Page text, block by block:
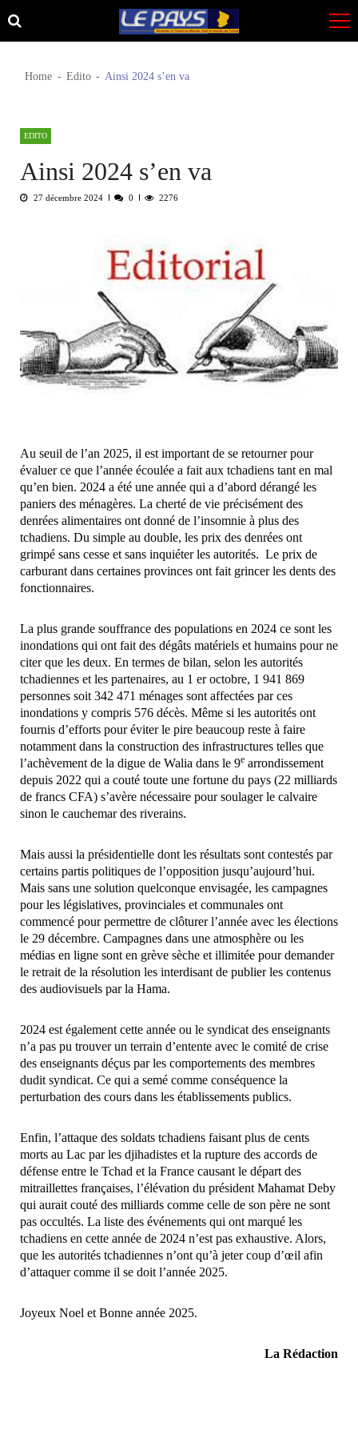
Skip
to
Skip
to
Home Edito Ainsi 2024 s’en va
EDITO
Ainsi 2024 s’en va
27 décembre 2024 0 2276
Au seuil de l’an 2025, il est important de se retourner pour
évaluer ce que l’année écoulée a fait aux tchadiens tant en mal
qu’en bien. 2024 a été une année qui a d’abord dérangé les
paniers des ménagères. La cherté de vie précisément des
denrées alimentaires ont donné de l’insomnie à plus des
tchadiens. Du simple au double, les prix des denrées ont
grimpé sans cesse et sans inquiéter les autorités. Le prix de
carburant dans certaines provinces ont fait grincer les dents des
fonctionnaires.
La plus grande souffrance des populations en 2024 ce sont les
inondations qui ont fait des dégâts matériels et humains pour ne
citer que les deux. En termes de bilan, selon les autorités
tchadiennes et les partenaires, au 1 er octobre, 1 941 869
personnes soit 342 471 ménages sont affectées par ces
inondations y compris 576 décès. Même si les autorités ont
fournis d’efforts pour éviter le pire beaucoup reste à faire
notamment dans la construction des infrastructures telles que
l’achèvement de la digue de Walia dans le 9e arrondissement
depuis 2022 qui a couté toute une fortune du pays (22 milliards
de francs CFA) s’avère nécessaire pour soulager le calvaire
sinon le cauchemar des riverains.
Mais aussi la présidentielle dont les résultats sont contestés par
certains partis politiques de l’opposition jusqu’aujourd’hui.
Mais sans une solution quelconque envisagée, les campagnes
pour les législatives, provinciales et communales ont
commencé pour permettre de clôturer l’année avec les élections
le 29 décembre. Campagnes dans une atmosphère ou les
médias en ligne sont en grève sèche et illimitée pour demander
le retrait de la résolution les interdisant de publier les contenus
des audiovisuels par la Hama.
2024 est également cette année ou le syndicat des enseignants
n’a pas pu trouver un terrain d’entente avec le comité de crise
des enseignants déçus par les comportements des membres
dudit syndicat. Ce qui a semé comme conséquence la
perturbation des cours dans les établissements publics.
Enfin, l’attaque des soldats tchadiens faisant plus de cents
morts au Lac par les djihadistes et la rupture des accords de
défense entre le Tchad et la France causant le départ des
mitraillettes françaises, l’élévation du président Mahamat Deby
qui aurait couté des milliards comme celle de son père ne sont
pas occultés. La liste des événements qui ont marqué les
tchadiens en cette année de 2024 n’est pas exhaustive. Alors,
que les autorités tchadiennes n’ont qu’à jeter coup d’œil afin
d’attaquer comme il se doit l’année 2025.
Joyeux Noel et Bonne année 2025.
La Rédaction